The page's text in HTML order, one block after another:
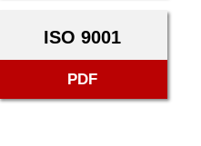
ISO 9001
PDF